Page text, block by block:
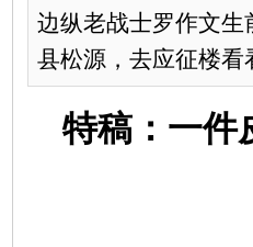
边纵老战士罗作文生
县松源，去应征楼
特稿：一件